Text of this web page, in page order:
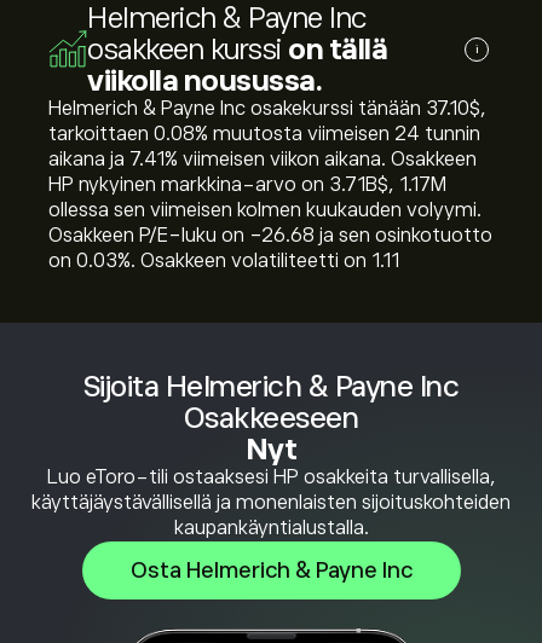
Sijoita Helmerich & Payne Inc
Osakkeeseen
Nyt
Luo eToro-tili ostaaksesi HP osakkeita turvallisella,
käyttäjäystävällisellä ja monenlaisten sijoituskohteiden
kaupankäyntialustalla.
Osta Helmerich & Payne Inc
Helmerich & Payne Inc
osakkeen kurssi on tällä
viikolla nousussa.
i
Helmerich & Payne Inc osakekurssi tänään 37.10‎$‎,
tarkoittaen ‎0.08‎% muutosta viimeisen 24 tunnin
aikana ja ‎7.41‎% viimeisen viikon aikana. Osakkeen
HP nykyinen markkina-arvo on 3.71B‎$‎, 1.17M
ollessa sen viimeisen kolmen kuukauden volyymi.
Osakkeen P/E-luku on -26.68 ja sen osinkotuotto
on 0.03%. Osakkeen volatiliteetti on 1.11